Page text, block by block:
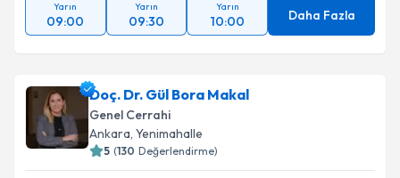
Yarın
09:00
Yarın
09:30
Yarın
10:00 Daha Fazla
Doç. Dr. Gül Bora Makal
Genel Cerrahi
Ankara, Yenimahalle
5 (130 Değerlendirme)